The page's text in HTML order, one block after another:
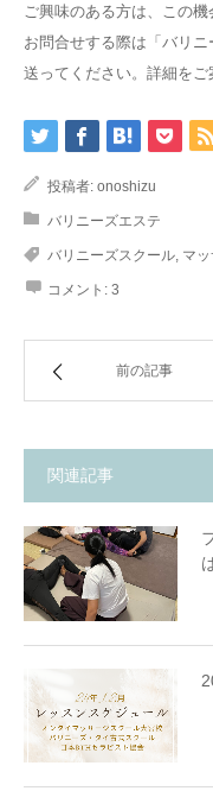
ご興味のある方は、この機
お問合せする際は「バリ
送ってください。詳細をご
投稿者: onoshizu
バリニーズエステ
バリニーズスクール マ
コメント: 3
前の記事
関連記事